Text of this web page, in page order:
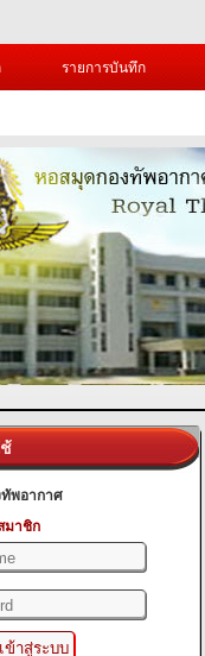
รายการบันทึก
พอากาศ
มาชิก